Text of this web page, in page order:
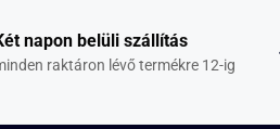
napon belüli szállítás
raktáron lévő termékre 12-ig